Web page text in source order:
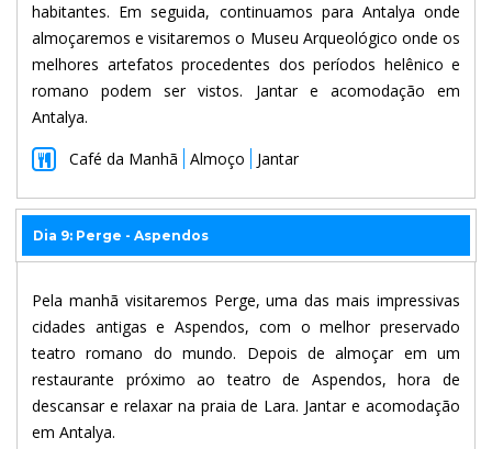
habitantes. Em seguida, continuamos para Antalya onde
almoçaremos e visitaremos o Museu Arqueológico onde os
melhores artefatos procedentes dos períodos helênico e
romano podem ser vistos. Jantar e acomodação em
Antalya.
Café da Manhã
Almoço Jantar
Dia 9: Perge - Aspendos
Pela manhã visitaremos Perge, uma das mais impressivas
cidades antigas e Aspendos, com o melhor preservado
teatro romano do mundo. Depois de almoçar em um
restaurante próximo ao teatro de Aspendos, hora de
descansar e relaxar na praia de Lara. Jantar e acomodação
em Antalya.